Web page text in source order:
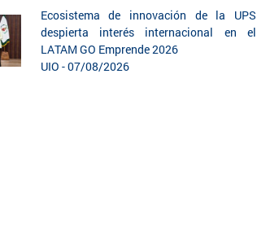
Ecosistema de innovación de la UPS
despierta interés internacional en el
LATAM GO Emprende 2026
UIO - 07/08/2026